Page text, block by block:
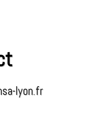
lyon.fr